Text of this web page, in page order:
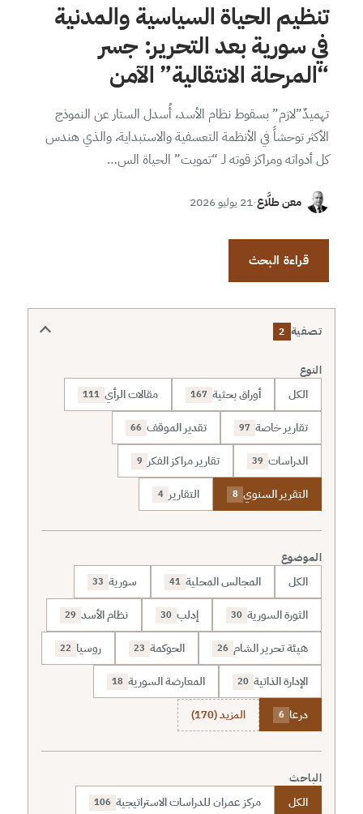
تنظيم الحياة السياسية والمدنية
في سورية بعد التحرير: جسر
“المرحلة الانتقالية” الآمن
تهميدٌ”لازم” بسقوط نظام الأسد، أُسدل الستار عن النموذج
الأكثر توحشاً في الأنظمة التعسفية والاستبداية، والذي هندس
كل أدواته ومراكز قوته لـ “تمويت” الحياة الس…
معن طلَّاع·21 يوليو 2026
قراءة البحث
تصفية 2
النوع
الكل أوراق بحثية 167 مقالات الرأي 111
تقارير خاصة 97 تقدير الموقف 66
الدراسات 39 تقارير مراكز الفكر 9
التقرير السنوي 8 التقارير 4
الموضوع
الكل المجالس المحلية 41 سورية 33
الثورة السورية 30 إدلب 30 نظام الأسد 29
هيئة تحرير الشام 26 الحوكمة 23 روسيا 22
الإدارة الذاتية 20 المعارضة السورية 18
درعا 6 المزيد (170)
الباحث
الكل مركز عمران للدراسات الاستراتيجية 106